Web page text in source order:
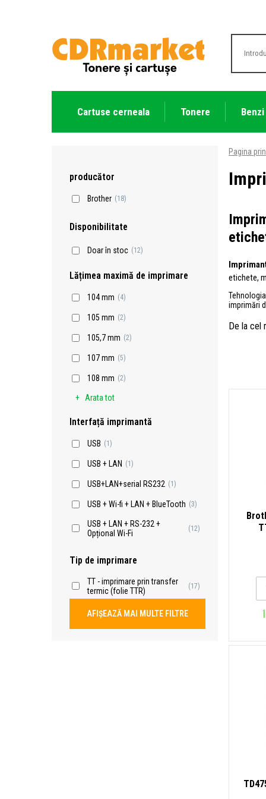
Cartuse cerneala Tonere
producător
Brother (18)
Disponibilitate
Doar în stoc (12)
Lățimea maximă de imprimare
104 mm (4)
105 mm (2)
105,7 mm (2)
107 mm (5)
108 mm (2)
Arata tot
Interfață imprimantă
USB (1)
USB + LAN (1)
USB+LAN+serial RS232 (1)
USB + Wi-fi + LAN + BlueTooth (3)
USB + LAN + RS-232 +
Opțional Wi-Fi
(12)
Tip de imprimare
TT - imprimare prin transfer
termic (folie TTR)
(17)
AFIȘEAZĂ MAI MULTE FILTRE
Pagina
etichete,
Tehnologia
imprimări
De la cel